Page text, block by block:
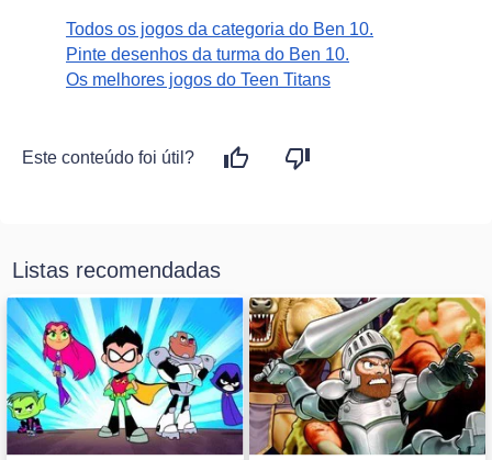
Todos os jogos da categoria do Ben 10.
Pinte desenhos da turma do Ben 10.
Os melhores jogos do Teen Titans
Este conteúdo foi útil?
Listas recomendadas